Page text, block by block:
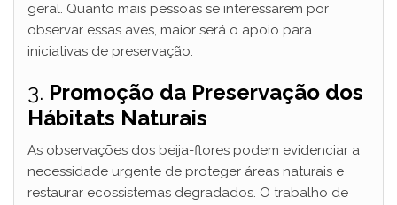
geral. Quanto mais pessoas se interessarem por
observar essas aves, maior será o apoio para
iniciativas de preservação.
3. Promoção da Preservação dos
Hábitats Naturais
As observações dos beija-flores podem evidenciar a
necessidade urgente de proteger áreas naturais e
restaurar ecossistemas degradados. O trabalho de